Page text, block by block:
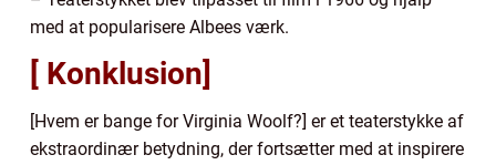
med at popularisere Albees værk.
[ Konklusion]
[Hvem er bange for Virginia Woolf?] er et teaterstykke af
ekstraordinær betydning, der fortsætter med at inspirere